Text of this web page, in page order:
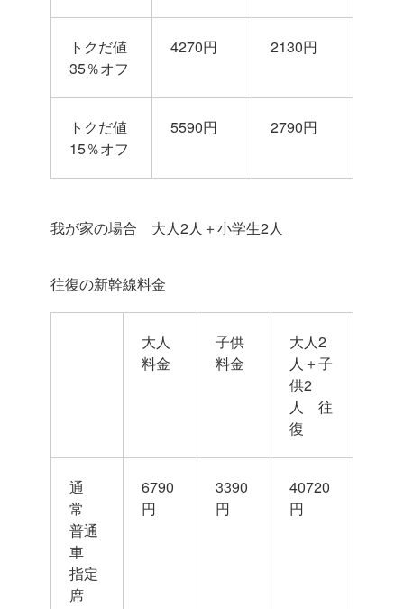
トクだ値
35％オフ
4270円 2130円
トクだ値
15％オフ
5590円 2790円
我が家の場合 大人2人＋小学生2人
往復の新幹線料金
大人
料金
子供
料金
大人2
人＋子
供2
人 往
復
通
常
普通
車
指定
席
6790
円
3390
円
40720
円